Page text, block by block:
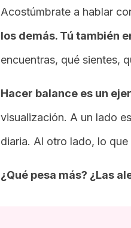
Acostúmbrate a hablar
los demás. Tú también
encuentras, qué sientes,
Hacer balance es un
visualización. A un lado
diaria. Al otro lado, lo
¿Qué pesa más? ¿Las